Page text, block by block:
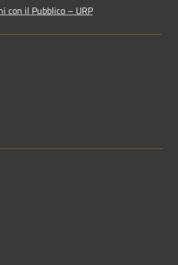
con il Pubblico – URP